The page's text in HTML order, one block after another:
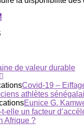
de valeur durable
Covid-19 –
athlètes
Eunice G.
elle un facteur
Afrique ?